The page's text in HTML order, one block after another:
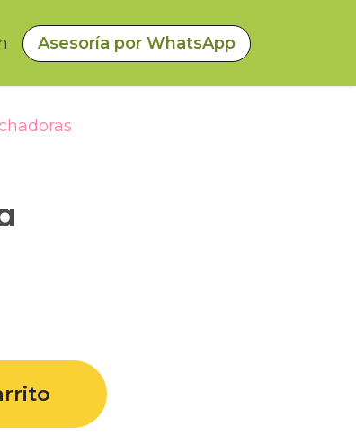
Asesoría por WhatsApp